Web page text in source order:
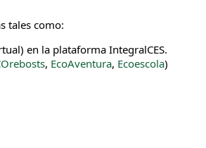
tales como:
en la plataforma IntegralCES.
, EcoAventura, Ecoescola)